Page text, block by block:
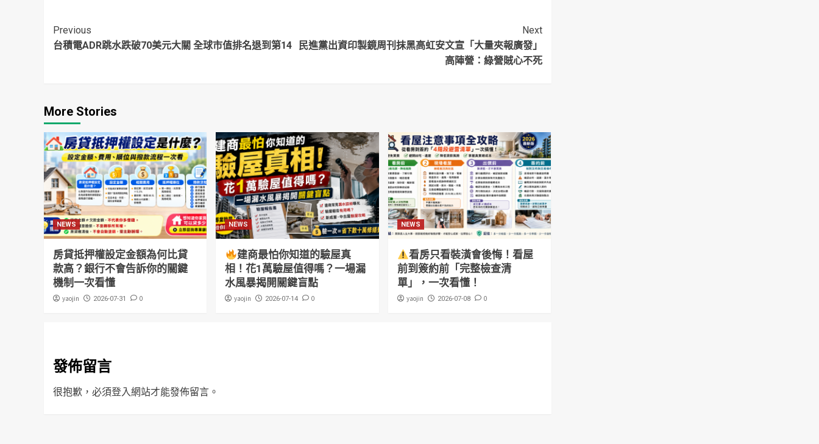
狂竄「爆炸聲猛
響」
Continue
Reading
Previous
台積電ADR跳水跌破70美元大關 全球市值排名退到第14
Next
民進黨出資印製鏡周刊抹黑高虹安文宣「大量夾報廣發」
高陣營：綠營賊心不死
More Stories
NEWS
房貸抵押權設定金額為何比貸
款高？銀行不會告訴你的關鍵
機制一次看懂
yaojin 2026-07-31 0
NEWS
建商最怕你知道的驗屋真
相！花1萬驗屋值得嗎？一場漏
水風暴揭開關鍵盲點
yaojin 2026-07-14 0
NEWS
看房只看裝潢會後悔！看屋
前到簽約前「完整檢查清
單」，一次看懂！
yaojin 2026-07-08 0
發佈留言
很抱歉，必須登入網站才能發佈留言。